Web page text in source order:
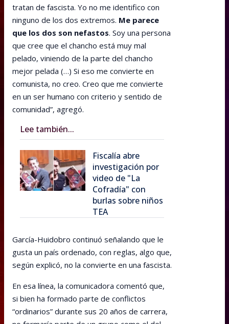
tratan de fascista. Yo no me identifico con
ninguno de los dos extremos. Me parece
que los dos son nefastos. Soy una persona
que cree que el chancho está muy mal
pelado, viniendo de la parte del chancho
mejor pelada (…) Si eso me convierte en
comunista, no creo. Creo que me convierte
en un ser humano con criterio y sentido de
comunidad”, agregó.
Lee también...
Fiscalía abre
investigación por
video de "La
Cofradía" con
burlas sobre niños
TEA
García-Huidobro continuó señalando que le
gusta un país ordenado, con reglas, algo que,
según explicó, no la convierte en una fascista.
En esa línea, la comunicadora comentó que,
si bien ha formado parte de conflictos
“ordinarios” durante sus 20 años de carrera,